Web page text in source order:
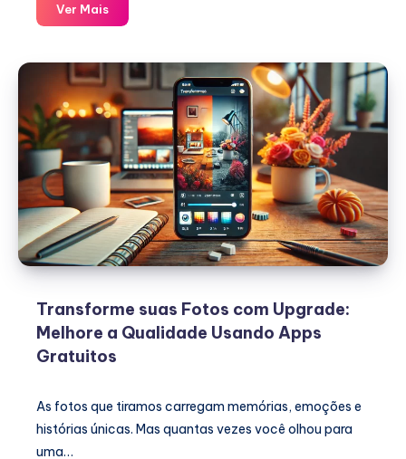
Ver MaisTransforme
Suas
Vídeos
Incríveis
com
PixVerse
e
Kling
AI
Transforme suas Fotos com Upgrade:
Melhore a Qualidade Usando Apps
Gratuitos
As fotos que tiramos carregam memórias, emoções e
histórias únicas. Mas quantas vezes você olhou para
uma…